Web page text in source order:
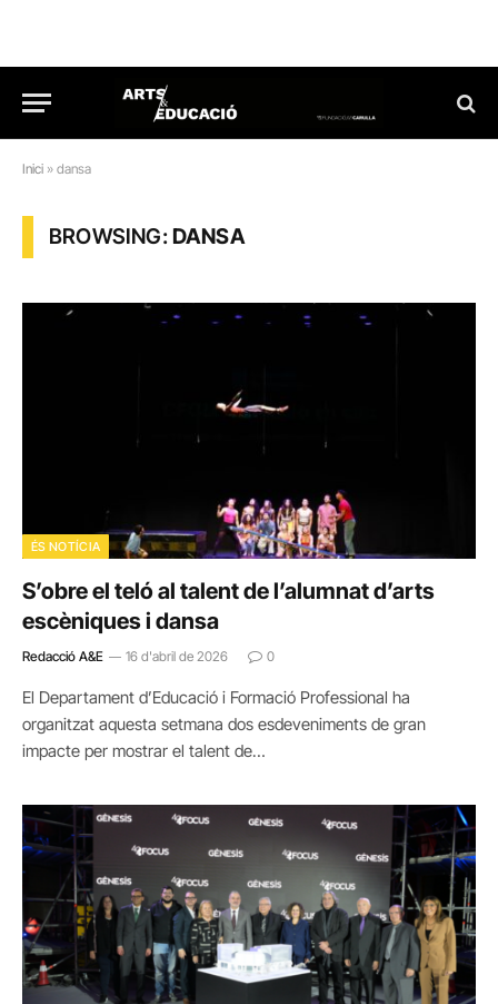
Inici » dansa
BROWSING:DANSA
ÉS NOTÍCIA
S’obre el teló al talent de l’alumnat d’arts
escèniques i dansa
Redacció A&E 16 d'abril de 2026 0
El Departament d’Educació i Formació Professional ha
organitzat aquesta setmana dos esdeveniments de gran
impacte per mostrar el talent de…